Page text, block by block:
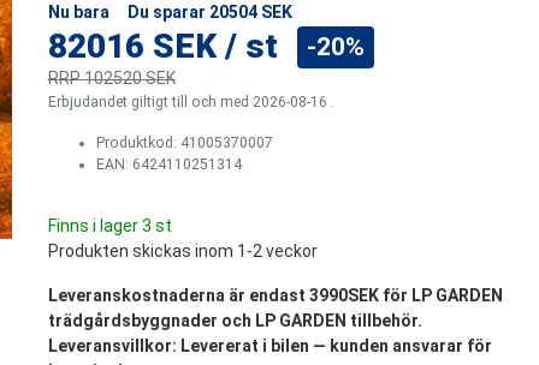
Nu bara Du sparar 20504 SEK
82016 SEK / st
RRP102520 SEK
-20%
Erbjudandet giltigt till och med 2026-08-16 .
Produktkod: 41005370007
EAN: 6424110251314
Finns i lager 3 st
Produkten skickas inom 1-2 veckor
Leveranskostnaderna är endast 3990SEK för LP GARDEN
trädgårdsbyggnader och LP GARDEN tillbehör.
Leveransvillkor: Levererat i bilen — kunden ansvarar för